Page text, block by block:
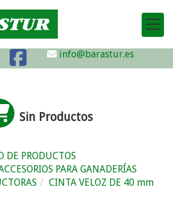
info@barastur.es
Sin Productos
DE PRODUCTOS
PARA GANADERÍAS
CINTA VELOZ DE 40 mm